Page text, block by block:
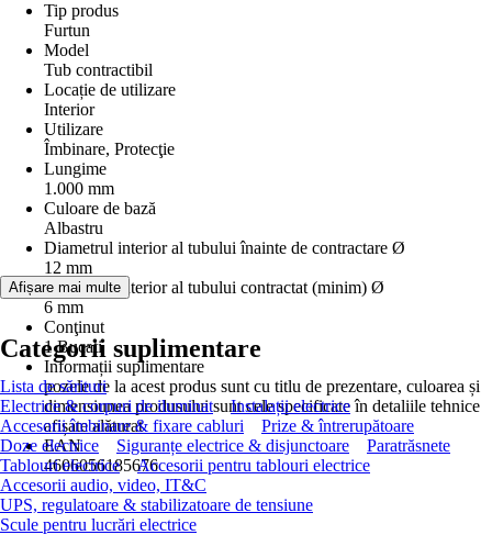
Tip produs
Furtun
Model
Tub contractibil
Locație de utilizare
Interior
Utilizare
Îmbinare, Protecţie
Lungime
1.000 mm
Culoare de bază
Albastru
Diametrul interior al tubului înainte de contractare Ø
12 mm
Diametrul interior al tubului contractat (minim) Ø
6 mm
Conţinut
1 Bucati
Informații suplimentare
pozele de la acest produs sunt cu titlu de prezentare, culoarea și
dimensiunea produsului sunt cele specificate în detaliile tehnice
afișate alăturat
EAN
4606056185676
Afișare mai multe
Categorii suplimentare
Lista de sărituri
Electrice & corpuri de iluminat
Instalații electrice
Accesorii îmbinare & fixare cabluri
Prize & întrerupătoare
Doze electrice
Siguranțe electrice & disjunctoare
Paratrăsnete
Tablouri electrice
Accesorii pentru tablouri electrice
Accesorii audio, video, IT&C
UPS, regulatoare & stabilizatoare de tensiune
Scule pentru lucrări electrice